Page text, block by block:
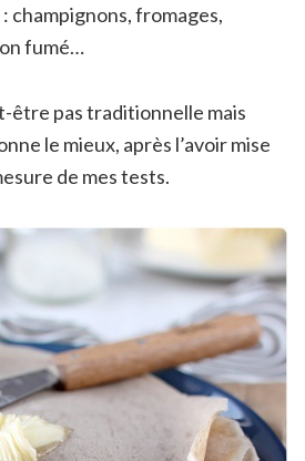
champignons, fromages,
fumé…
être pas traditionnelle mais
le mieux, après l’avoir mise
de mes tests.